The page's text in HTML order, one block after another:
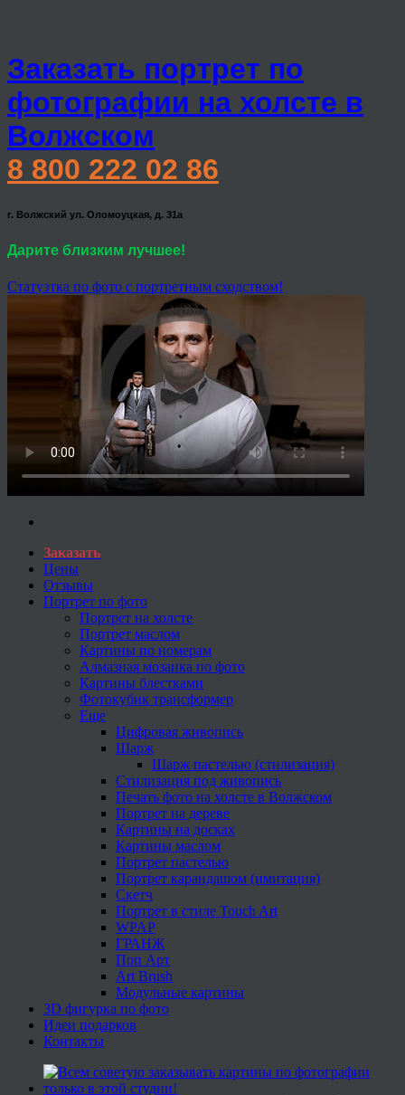
Заказать портрет по
фотографии на холсте в
Волжском
8 800 222 02 86
г. Волжский ул. Оломоуцкая, д. 31а
Дарите близким лучшее!
Статуэтка по фото с портретным сходством!
Заказать
Цены
Отзывы
Портрет по фото
Портрет на холсте
Портрет маслом
Картины по номерам
Алмазная мозаика по фото
Картины блестками
Фотокубик трансформер
Еще
Цифровая живопись
Шарж
Шарж пастелью (стилизация)
Стилизация под живопись
Печать фото на холсте в Волжском
Портрет на дереве
Картины на досках
Картины маслом
Портрет пастелью
Портрет карандашом (имитация)
Скетч
Портрет в стиле Touch Art
WPAP
ГРАНЖ
Поп Арт
Art Brush
Модульные картины
3D фигурка по фото
Идеи подарков
Контакты